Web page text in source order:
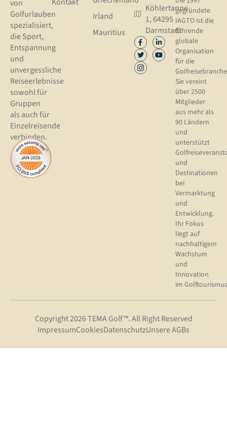
von
Golfurlauben
spezialisiert,
die Sport,
Entspannung
und
unvergessliche
Reiseerlebnisse
sowohl für
Gruppen
als auch für
Einzelreisende
verbinden.
Irland
Mauritius
Köhlertanne
1, 64295
Darmstadt
gegründete
IAGTO ist die
führende
globale
Organisation
für die
Sie vereint
über 2500
Mitglieder
aus mehr als
90 Ländern
und
unterstützt
und
Destinationen
bei
Vermarktung
und
Entwicklung.
Ihr Fokus
liegt auf
nachhaltigem
Wachstum
und
Innovation
im
Copyright 2026 TEMA Golf™. All Right Reserved
ImpressumCookiesDatenschutzUnsere AGBs